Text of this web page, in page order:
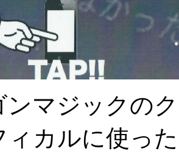
マジックの
ィカルに使っ